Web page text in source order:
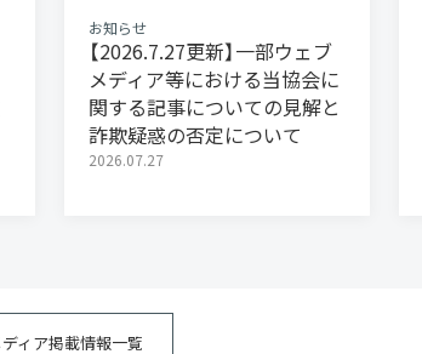
お知らせ
【2026.7.27更新】一部ウェブ
メディア等における当協会に
関する記事についての見解と
詐欺疑惑の否定について
2026.07.27
ィア掲載情報一覧